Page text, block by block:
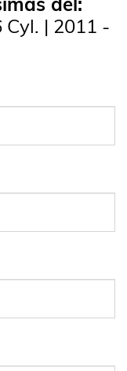
| 2011 -